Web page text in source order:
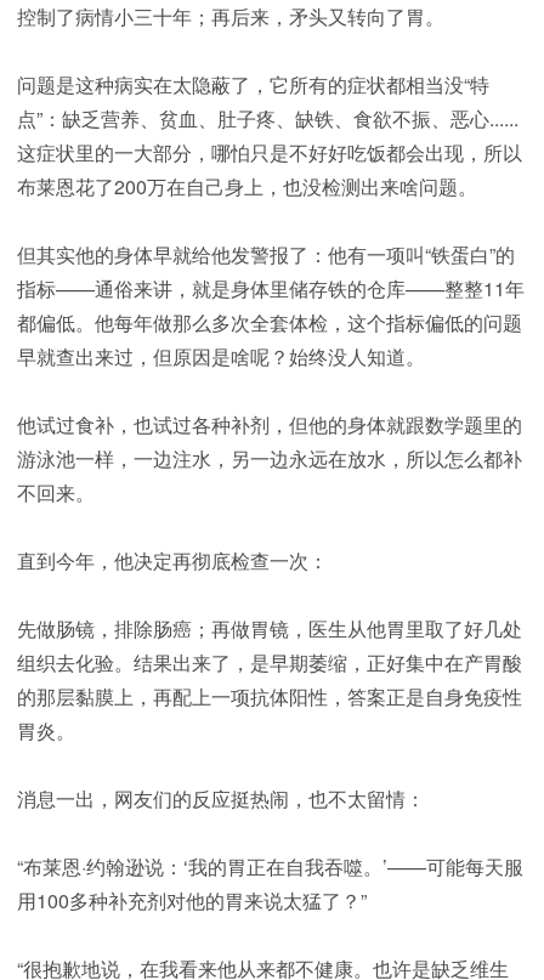
控制了病情小三十年；再后来，矛头又转向了胃。
问题是这种病实在太隐蔽了，它所有的症状都相当没“特
点”：缺乏营养、贫血、肚子疼、缺铁、食欲不振、恶心......
这症状里的一大部分，哪怕只是不好好吃饭都会出现，所以
布莱恩花了200万在自己身上，也没检测出来啥问题。
但其实他的身体早就给他发警报了：他有一项叫“铁蛋白”的
指标——通俗来讲，就是身体里储存铁的仓库——整整11年
都偏低。他每年做那么多次全套体检，这个指标偏低的问题
早就查出来过，但原因是啥呢？始终没人知道。
他试过食补，也试过各种补剂，但他的身体就跟数学题里的
游泳池一样，一边注水，另一边永远在放水，所以怎么都补
不回来。
直到今年，他决定再彻底检查一次：
先做肠镜，排除肠癌；再做胃镜，医生从他胃里取了好几处
组织去化验。结果出来了，是早期萎缩，正好集中在产胃酸
的那层黏膜上，再配上一项抗体阳性，答案正是自身免疫性
胃炎。
消息一出，网友们的反应挺热闹，也不太留情：
“布莱恩·约翰逊说：‘我的胃正在自我吞噬。’——可能每天服
用100多种补充剂对他的胃来说太猛了？”
“很抱歉地说，在我看来他从来都不健康。也许是缺乏维生